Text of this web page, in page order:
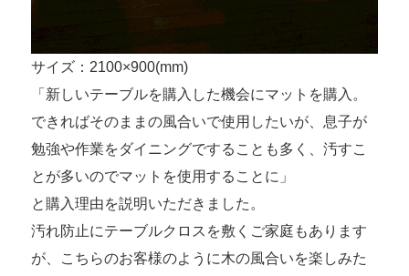
サイズ：2100×900(mm)
「新しいテーブルを購入した機会にマットを購入。
できればそのままの風合いで使用したいが、息子が
勉強や作業をダイニングですることも多く、汚すこ
とが多いのでマットを使用することに」
と購入理由を説明いただきました。
汚れ防止にテーブルクロスを敷くご家庭もあります
が、こちらのお客様のように木の風合いを楽しみた